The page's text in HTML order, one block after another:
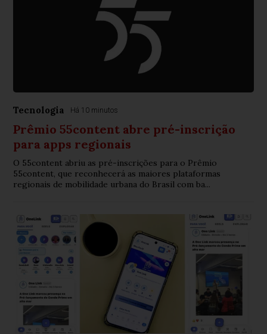
Tecnologia Há 10 minutos
Prêmio 55content abre pré-inscrição
para apps regionais
O 55content abriu as pré-inscrições para o Prêmio
55content, que reconhecerá as maiores plataformas
regionais de mobilidade urbana do Brasil com ba...